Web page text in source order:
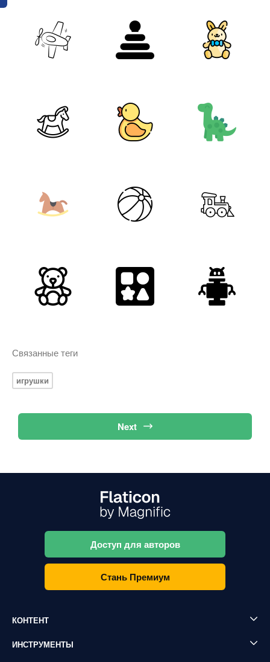
Связанные теги
игрушки
Next
Доступ для авторов
Стань Премиум
КОНТЕНТ
ИНСТРУМЕНТЫ